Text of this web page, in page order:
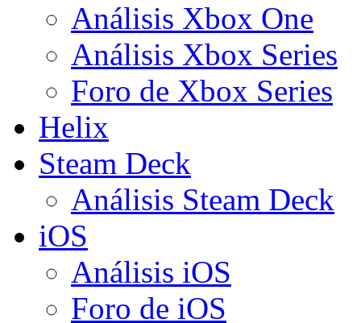
Análisis Xbox One
Análisis Xbox Series
Foro de Xbox Series
Helix
Steam Deck
Análisis Steam Deck
iOS
Análisis iOS
Foro de iOS